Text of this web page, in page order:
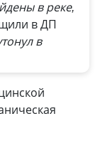
в реке,
в ДП
в